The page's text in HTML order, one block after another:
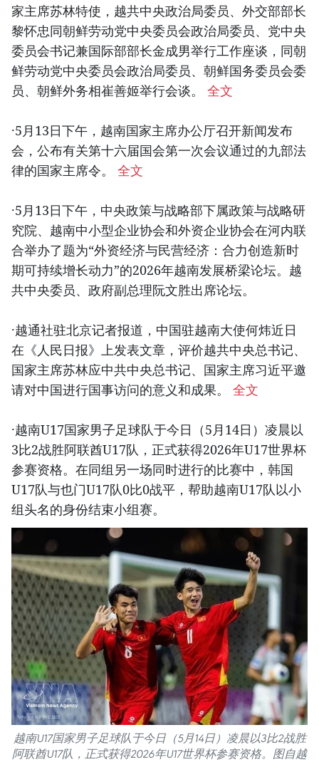
家主席苏林特使，越共中央政治局委员、外交部部长
黎怀忠同朝鲜劳动党中央委员会政治局委员、党中央
委员会书记兼国际部部长金成男举行工作座谈，同朝
鲜劳动党中央委员会政治局委员、朝鲜国务委员会委
员、朝鲜外务相崔善姬举行会谈。 全文
·5月13日下午，越南国家主席办公厅召开新闻发布
会，公布有关第十六届国会第一次会议通过的九部法
律的国家主席令。 全文
·5月13日下午，中央政策与战略部下属政策与战略研
究院、越南中小型企业协会和外资企业协会在河内联
合举办了题为“外资经济与民营经济：合力创造新时
期可持续增长动力”的2026年越南发展桥梁论坛。越
共中央委员、政府副总理阮文胜出席论坛。
·越通社驻北京记者报道，中国驻越南大使何炜近日
在《人民日报》上发表文章，评价越共中央总书记、
国家主席苏林应中共中央总书记、国家主席习近平邀
请对中国进行国事访问的意义和成果。 全文
·越南U17国家男子足球队于今日（5月14日）凌晨以
3比2战胜阿联酋U17队，正式获得2026年U17世界杯
参赛资格。在同组另一场同时进行的比赛中，韩国
U17队与也门U17队0比0战平，帮助越南U17队以小
组头名的身份结束小组赛。
越南U17国家男子足球队于今日（5月14日）凌晨以3比2战胜
阿联酋U17队，正式获得2026年U17世界杯参赛资格。图自越